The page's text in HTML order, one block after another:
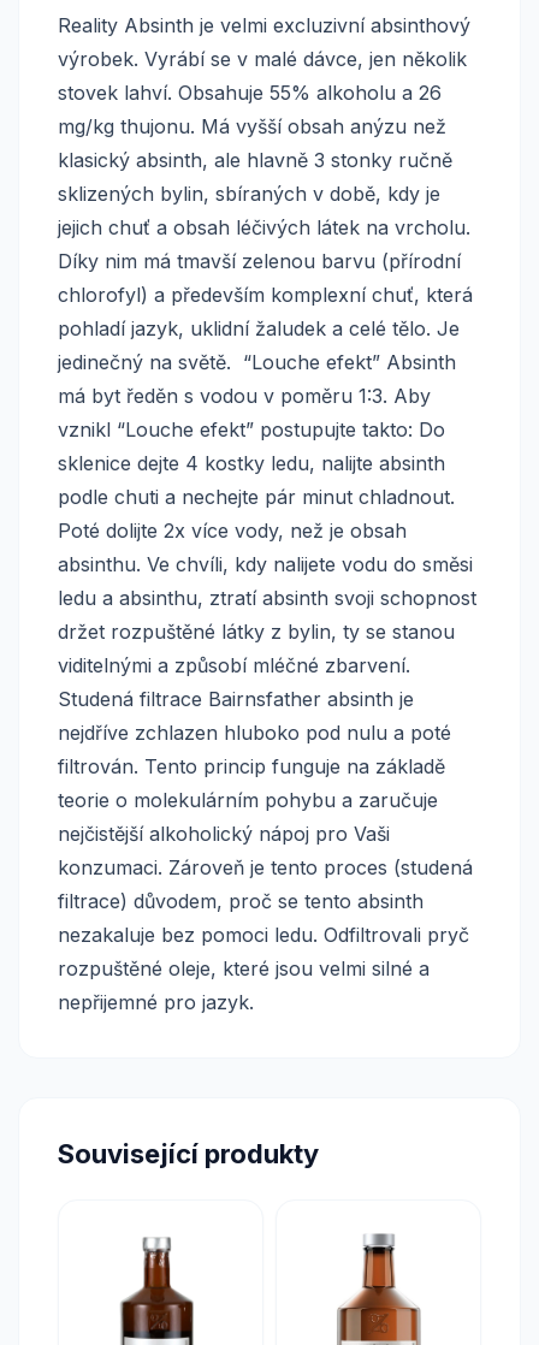
Reality Absinth je velmi excluzivní absinthový
výrobek. Vyrábí se v malé dávce, jen několik
stovek lahví. Obsahuje 55% alkoholu a 26
mg/kg thujonu. Má vyšší obsah anýzu než
klasický absinth, ale hlavně 3 stonky ručně
sklizených bylin, sbíraných v době, kdy je
jejich chuť a obsah léčivých látek na vrcholu.
Díky nim má tmavší zelenou barvu (přírodní
chlorofyl) a především komplexní chuť, která
pohladí jazyk, uklidní žaludek a celé tělo. Je
jedinečný na světě. “Louche efekt” Absinth
má byt ředěn s vodou v poměru 1:3. Aby
vznikl “Louche efekt” postupujte takto: Do
sklenice dejte 4 kostky ledu, nalijte absinth
podle chuti a nechejte pár minut chladnout.
Poté dolijte 2x více vody, než je obsah
absinthu. Ve chvíli, kdy nalijete vodu do směsi
ledu a absinthu, ztratí absinth svoji schopnost
držet rozpuštěné látky z bylin, ty se stanou
viditelnými a způsobí mléčné zbarvení.
Studená filtrace Bairnsfather absinth je
nejdříve zchlazen hluboko pod nulu a poté
filtrován. Tento princip funguje na základě
teorie o molekulárním pohybu a zaručuje
nejčistější alkoholický nápoj pro Vaši
konzumaci. Zároveň je tento proces (studená
filtrace) důvodem, proč se tento absinth
nezakaluje bez pomoci ledu. Odfiltrovali pryč
rozpuštěné oleje, které jsou velmi silné a
nepřijemné pro jazyk.
Související produkty